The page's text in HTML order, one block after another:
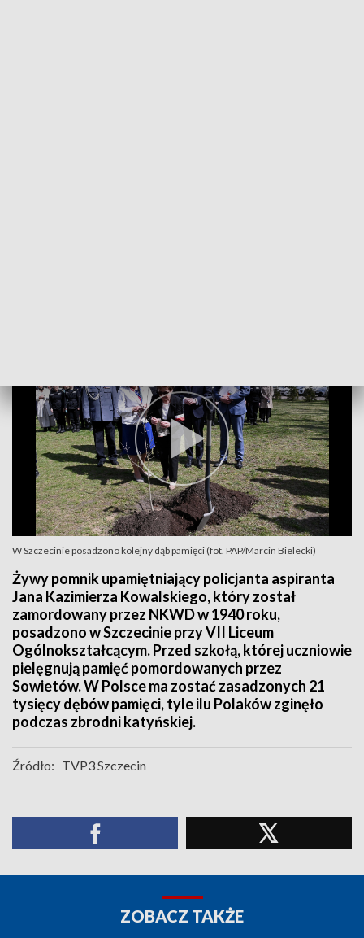
W Szczecinie posadzono kolejny dąb pamięci (fot. PAP/Marcin Bielecki)
Żywy pomnik upamiętniający policjanta aspiranta
Jana Kazimierza Kowalskiego, który został
zamordowany przez NKWD w 1940 roku,
posadzono w Szczecinie przy VII Liceum
Ogólnokształcącym. Przed szkołą, której uczniowie
pielęgnują pamięć pomordowanych przez
Sowietów. W Polsce ma zostać zasadzonych 21
tysięcy dębów pamięci, tyle ilu Polaków zginęło
podczas zbrodni katyńskiej.
Źródło: TVP3 Szczecin
ZOBACZ TAKŻE